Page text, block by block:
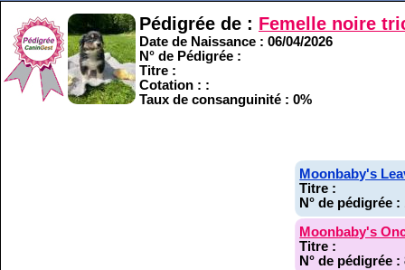
Pédigrée de : Femelle noire
Date de Naissance : 06/04/2026
N° de Pédigrée :
Titre :
Cotation : :
Taux de consanguinité : 0%
Moonbaby's
Titre :
N° de pédigrée :
Moonbaby's
Titre :
N° de pédigrée :